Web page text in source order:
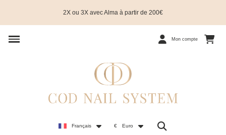
2X ou 3X avec Alma à partir de 200€
Mon compte
Français € Euro